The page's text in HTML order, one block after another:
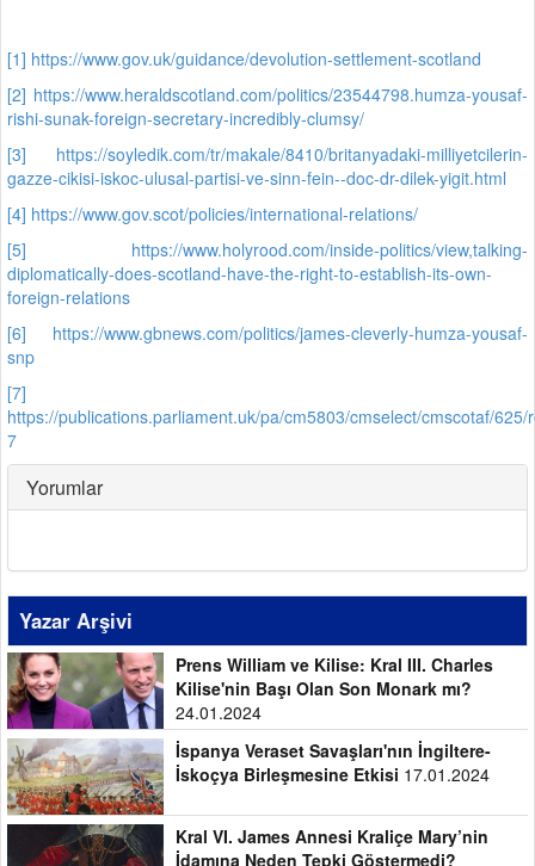
[1] https://www.gov.uk/guidance/devolution-settlement-scotland
[2] https://www.heraldscotland.com/politics/23544798.humza-yousaf-
rishi-sunak-foreign-secretary-incredibly-clumsy/
[3]
https://soyledik.com/tr/makale/8410/britanyadaki-milliyetcilerin-
gazze-cikisi-iskoc-ulusal-partisi-ve-sinn-fein--doc-dr-dilek-yigit.html
[4] https://www.gov.scot/policies/international-relations/
[5]
https://www.holyrood.com/inside-politics/view,talking-
diplomatically-does-scotland-have-the-right-to-establish-its-own-
foreign-relations
[6]
https://www.gbnews.com/politics/james-cleverly-humza-yousaf-
snp
[7]
https://publications.parliament.uk/pa/cm5803/cmselect/cmscotaf/
7
Yorumlar
Yazar Arşivi
Prens William ve Kilise: Kral III. Charles
Kilise'nin Başı Olan Son Monark mı?
24.01.2024
İspanya Veraset Savaşları'nın İngiltere-
İskoçya Birleşmesine Etkisi 17.01.2024
Kral VI. James Annesi Kraliçe Mary’nin
İdamına Neden Tepki Göstermedi?